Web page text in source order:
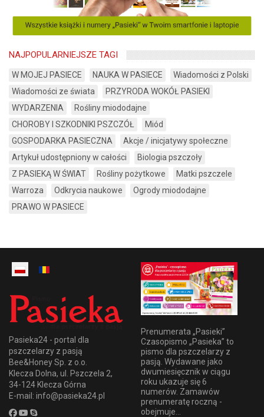
NAJPOPULARNIEJSZE TAGI
W MOJEJ PASIECE NAUKA W PASIECE
Wiadomości z Polski
Wiadomości ze świata
PRZYRODA WOKÓŁ PASIEKI
WYDARZENIA
Rośliny miododajne
CHOROBY I SZKODNIKI PSZCZÓŁ
Miód
GOSPODARKA PASIECZNA
Akcje / inicjatywy społeczne
Artykuł udostępniony w całości
Biologia pszczoły
Z PASIEKĄ W ŚWIAT
Rośliny pożytkowe
Matki pszczele
Warroza
Odkrycia naukowe
Ogrody miododajne
PRAWO W PASIECE
Pasieka24 - portal dla
pszczelarzy z pasją
Bee&Honey Sp. z o.o.
Klecza Dolna, ul. Pszczela 2,
34-124 Klecza Górna
E-mail: info@pasieka24.pl
Prenumerata „Pasieki”
Czasopismo „Pasieka” to
pismo dla pszczelarzy z
pasją. Wydawane jako
dwumiesięcznik w ciągu
roku ukazuje się 6
numerów. Zamawów
prenumeratę roczną -
obejmuje...